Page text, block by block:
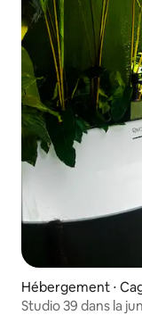
Hébergement ⋅
Studio 39 dans la